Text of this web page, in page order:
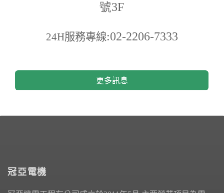
號3F
24H服務專線:02-2206-7333
更多訊息
冠亞電機